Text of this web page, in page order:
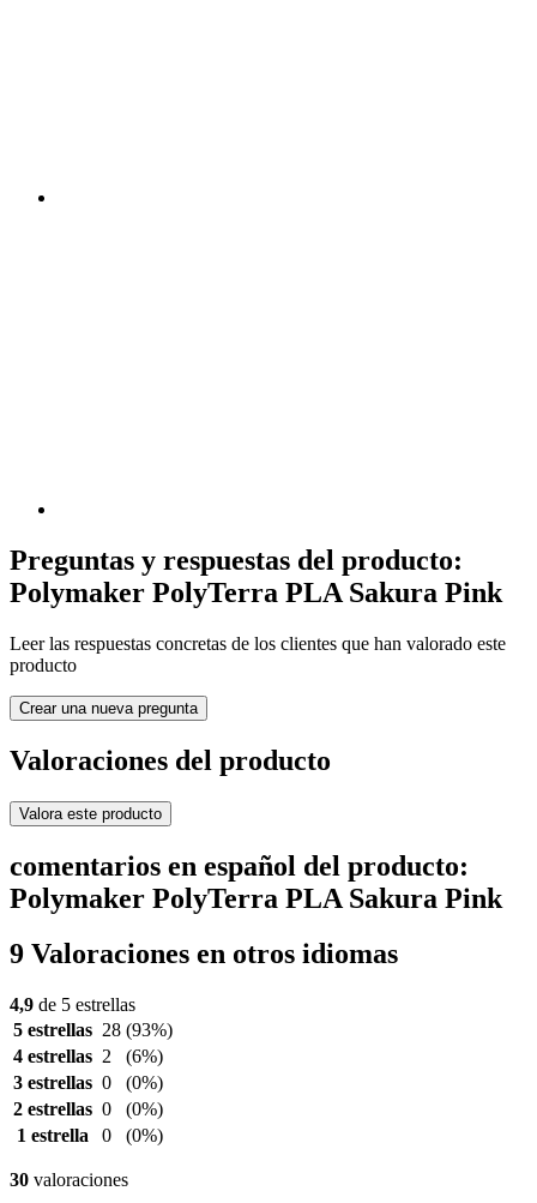
Preguntas y respuestas del producto:
Polymaker PolyTerra PLA Sakura Pink
Leer las respuestas concretas de los clientes que han valorado este
producto
Crear una nueva pregunta
Valoraciones del producto
Valora este producto
comentarios en español del producto:
Polymaker PolyTerra PLA Sakura Pink
9 Valoraciones en otros idiomas
4,9 de 5 estrellas
5 estrellas 28 (93%)
4 estrellas 2
(6%)
3 estrellas 0
(0%)
2 estrellas 0
(0%)
1 estrella
0 (0%)
30 valoraciones